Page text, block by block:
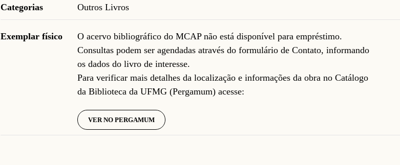
Categorias Outros Livros
Exemplar físico
O acervo bibliográfico do MCAP não está disponível para empréstimo.
Consultas podem ser agendadas através do formulário deContato, informando
os dados do livro de interesse.
Para verificar mais detalhes da localização e informações da obra no Catálogo
da Biblioteca da UFMG (Pergamum) acesse:
VER NO PERGAMUM